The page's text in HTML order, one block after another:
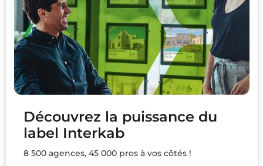
Découvrez la puissance du
label Interkab
8 500 agences, 45 000 pros à vos côtés !